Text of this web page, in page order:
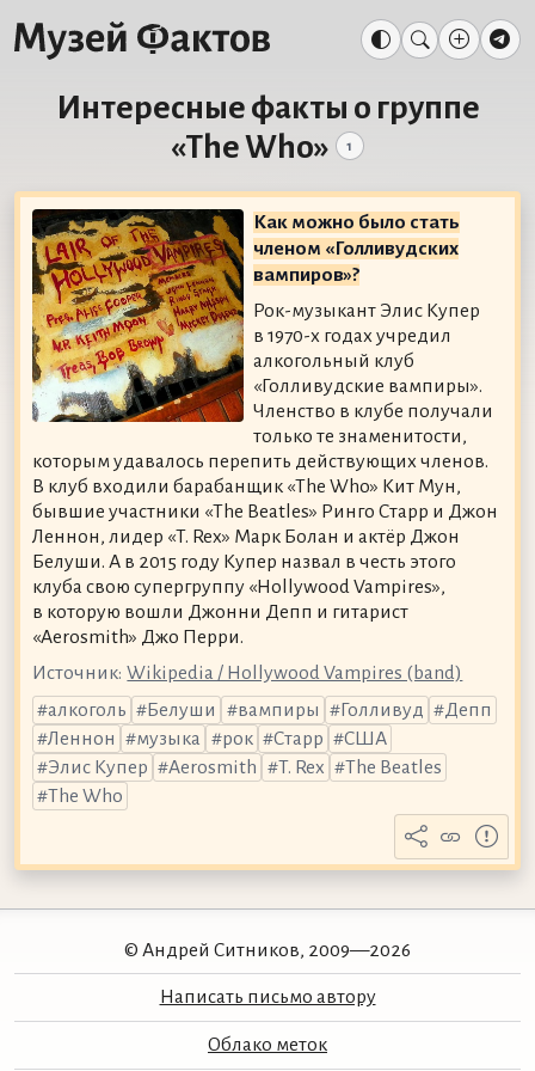
Интересные факты о группе
«The Who»
1
Как можно было стать
членом «Голливудских
вампиров»?
Рок-музыкант Элис Купер
в 1970-х годах учредил
алкогольный клуб
«Голливудские вампиры».
Членство в клубе получали
только те знаменитости,
которым удавалось перепить действующих членов.
В клуб входили барабанщик «The Who» Кит Мун,
бывшие участники «The Beatles» Ринго Старр и Джон
Леннон, лидер «T. Rex» Марк Болан и актёр Джон
Белуши. А в 2015 году Купер назвал в честь этого
клуба свою супергруппу «Hollywood Vampires»,
в которую вошли Джонни Депп и гитарист
«Aerosmith» Джо Перри.
Источник: Wikipedia / Hollywood Vampires (band)
алкоголь
Белуши вампиры Голливуд
Депп
Леннон
музыка рок Старр
США
Элис Купер
Aerosmith T. Rex
The Beatles
The Who
© Андрей Ситников, 2009—2026
Написать письмо автору
Облако меток